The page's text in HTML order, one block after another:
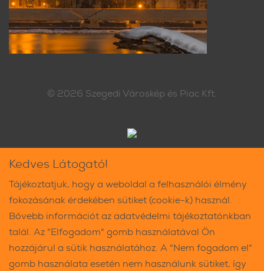
© 2026 Szegedi Városkép és Piac Kft.
Kedves Látogató!
Tájékoztatjuk, hogy a weboldal a felhasználói élmény
fokozásának érdekében sütiket (cookie-k) használ.
Bővebb információt az adatvédelmi tájékoztatónkban
talál. Az "Elfogadom" gomb használatával Ön
hozzájárul a sütik használatához. A "Nem fogadom el"
gomb használata esetén nem használunk sütiket, így